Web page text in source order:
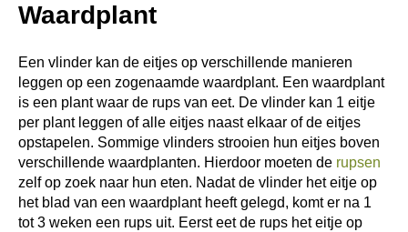
Waardplant
Een vlinder kan de eitjes op verschillende manieren
leggen op een zogenaamde waardplant. Een waardplant
is een plant waar de rups van eet. De vlinder kan 1 eitje
per plant leggen of alle eitjes naast elkaar of de eitjes
opstapelen. Sommige vlinders strooien hun eitjes boven
verschillende waardplanten. Hierdoor moeten de rupsen
zelf op zoek naar hun eten. Nadat de vlinder het eitje op
het blad van een waardplant heeft gelegd, komt er na 1
tot 3 weken een rups uit. Eerst eet de rups het eitje op